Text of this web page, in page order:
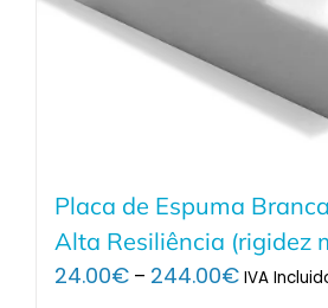
Placa de Espuma
Alta Resiliência (rigidez
24.00€ – 244.00€Price
IVA